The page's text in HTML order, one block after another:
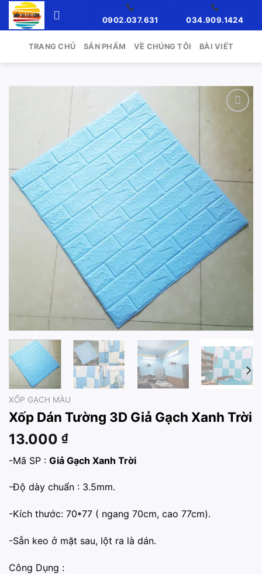
Skip
0902.037.631 034.909.1424
TRANG CHỦ SẢN PHẨM VỀ CHÚNG TÔI BÀI VIẾT
wishlist
XỐP GẠCH MÀU
Xốp Dán Tường 3D Giả Gạch Xanh Trời
13.000 ₫
-Mã SP : Giả Gạch Xanh Trời
-Độ dày chuẩn : 3.5mm.
-Kích thước: 70*77 ( ngang 70cm, cao 77cm).
-Sẵn keo ở mặt sau, lột ra là dán.
Công Dụng :